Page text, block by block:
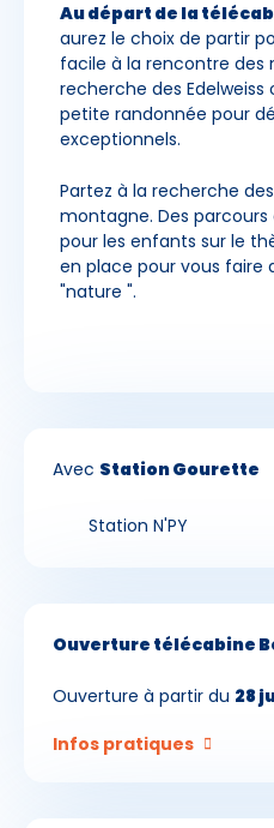
Au départ de la
aurez le choix de partir
facile à la rencontre
recherche des
petite randonnée pour
exceptionnels.
Partez à la recherche
montagne. Des parcours
pour les enfants sur le
en place pour vous faire
"nature ".
Avec Station Gourette
Station N'PY
Ouverture télécabine
Ouverture à partir du 28
Infos pratiques